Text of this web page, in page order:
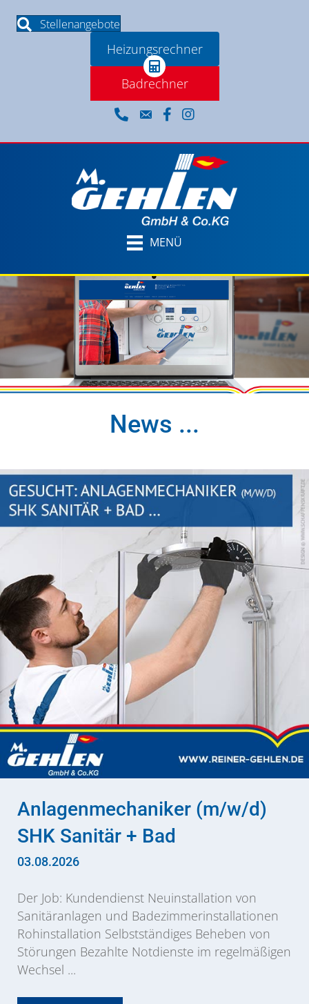
Stellenangebote
Heizungsrechner
Badrechner
MENÜ
News ...
Anlagenmechaniker (m/w/d)
SHK Sanitär + Bad
03.08.2026
Der Job: Kundendienst Neuinstallation von
Sanitäranlagen und Badezimmerinstallationen
Rohinstallation Selbstständiges Beheben von
Störungen Bezahlte Notdienste im regelmäßigen
Wechsel ...